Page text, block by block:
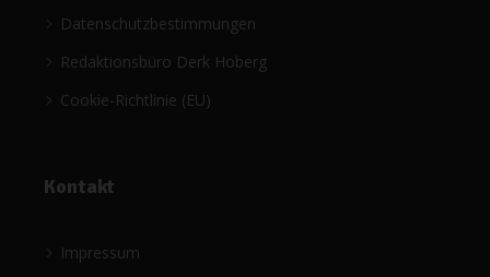
Datenschutzbestimmungen
Redaktionsbüro Derk Hoberg
Cookie-Richtlinie (EU)
Kontakt
Impressum